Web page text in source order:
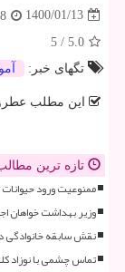
1400/01/13
5.0
/
5
تگهای خبر:
این مطلب
تازه ترین
ممنوعیت ورود
وزیر بهداشت خواهان
نقش سابقه
تماس چشمی با نوزاد